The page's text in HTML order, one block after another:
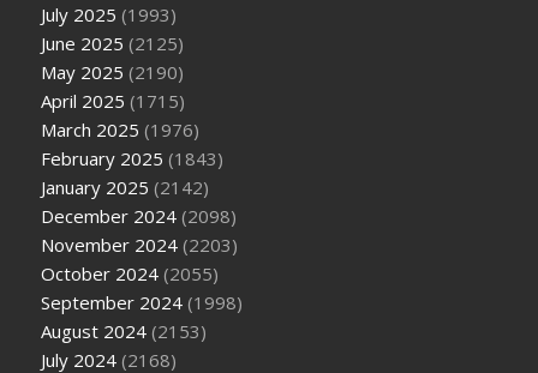
July 2025 (1993)
June 2025 (2125)
May 2025 (2190)
April 2025 (1715)
March 2025 (1976)
February 2025 (1843)
January 2025 (2142)
December 2024 (2098)
November 2024 (2203)
October 2024 (2055)
September 2024 (1998)
August 2024 (2153)
July 2024 (2168)